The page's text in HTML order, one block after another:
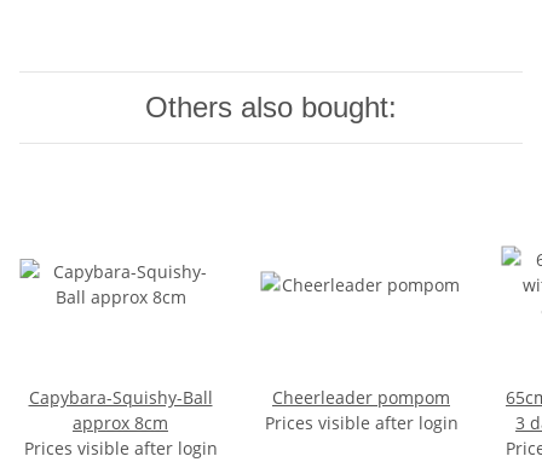
Others also bought:
Capybara-Squishy-Ball
approx 8cm
Prices visible after login
Cheerleader pompom
Prices visible after login
3